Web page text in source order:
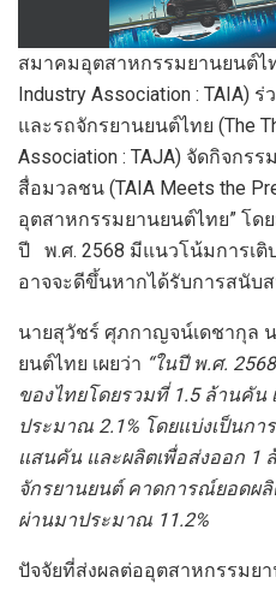
สมาคมอุตสาหกรรมยานยนต์ไท
Industry Association :
และรถจักรยานยนต์ไทย (The
Association : TAJA) จัดกิจกร
สื่อมวลชน (TAIA Meets the
อุตสาหกรรมยานยนต์ไทย” โ
ปี พ.ศ. 2568 มีแนวโน้มการเติ
อาจจะดีขึ้นหากได้รับการสนับ
นายสุวัชร์ ศุภกาญจน์เดชากุล
ยนต์ไทย เผยว่า “ในปี พ.ศ.
ของไทยโดยรวมที่ 1.5 ล้านคัน
ประมาณ 2.1% โดยแบ่งเป็นกา
แสนคัน และผลิตเพื่อส่งออก 1
จักรยานยนต์ คาดการณ์ยอดผ
ผ่านมาประมาณ 11.2%
ปัจจัยที่ส่งผลต่ออุตสาหกรรมย